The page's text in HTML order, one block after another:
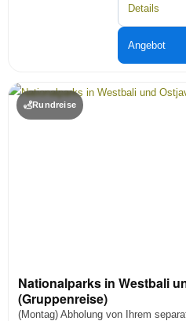
Details
Angebot
Rundreise
Nationalparks in Westbali
(Gruppenreise)
(Montag) Abholung von Ihrem